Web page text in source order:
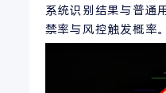
系统识别结果与普通
禁率与风控触发概率。